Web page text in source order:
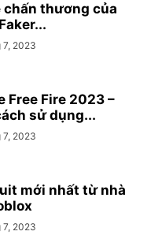
chấn thương của
7, 2023
Free Fire 2023 –
sử dụng...
7, 2023
mới nhất từ nhà
7, 2023